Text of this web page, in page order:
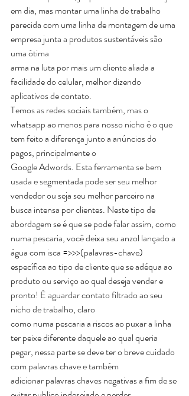
em dia, mas montar uma linha de trabalho
parecida com uma linha de montagem de uma
empresa junta a produtos sustentáveis são
uma ótima
arma na luta por mais um cliente aliada a
facilidade do celular, melhor dizendo
aplicativos de contato.
Temos as redes sociais também, mas o
whatsapp ao menos para nosso nicho é o que
tem feito a diferença junto a anúncios do
pagos, principalmente o
Google Adwords. Esta ferramenta se bem
usada e segmentada pode ser seu melhor
vendedor ou seja seu melhor parceiro na
busca intensa por clientes. Neste tipo de
abordagem se é que se pode falar assim, como
numa pescaria, você deixa seu anzol lançado a
água com isca =>>>(palavras-chave)
específica ao tipo de cliente que se adéqua ao
produto ou serviço ao qual deseja vender e
pronto! É aguardar contato filtrado ao seu
nicho de trabalho, claro
como numa pescaria a riscos ao puxar a linha
ter peixe diferente daquele ao qual queria
pegar, nessa parte se deve ter o breve cuidado
com palavras chave e também
adicionar palavras chaves negativas a fim de se